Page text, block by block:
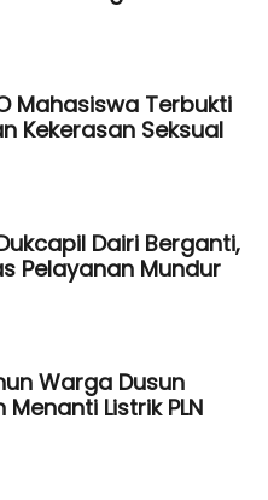
Mahasiswa Terbukti
Kekerasan Seksual
Dairi Berganti,
Pelayanan Mundur
Warga Dusun
Menanti Listrik PLN